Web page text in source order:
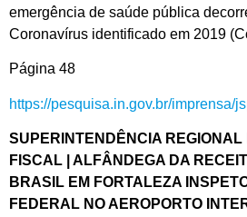
emergência de saúde pública
Coronavírus identificado em 2019
Página 48
https://pesquisa.in.gov.br/imprensa/
SUPERINTENDÊNCIA REGIONAL
FISCAL | ALFÂNDEGA DA
BRASIL EM FORTALEZA
FEDERAL NO AEROPORTO